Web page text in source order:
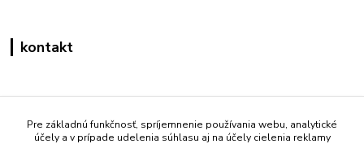
kontakt
+421 908 861 051
(Po - Pia 7:30-15:30)
Pre základnú funkčnosť, spríjemnenie používania webu, analytické
účely a v prípade udelenia súhlasu aj na účely cielenia reklamy